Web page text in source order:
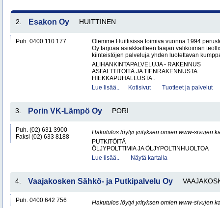
2. Esakon Oy HUITTINEN
Puh. 0400 110 177
Olemme Huittisissa toimiva vuonna 1994
Oy tarjoaa asiakkailleen laajan valikoiman
kiinteistöjen palveluja yhden luotettavan
ALIHANKINTAPALVELUJA - RAKENNUS
ASFALTTITÖITÄ JA TIENRAKENNUSTA
HIEKKAPUHALLUSTA..
Lue lisää..
Kotisivut Tuotteet ja palvelut
3. Porin VK-Lämpö Oy PORI
Puh. (02) 631 3900
Faksi (02) 633 8188
Hakutulos löytyi yrityksen omien www-sivujen
PUTKITÖITÄ
ÖLJYPOLTTIMIA JA ÖLJYPOLTINHUOLTOA
Lue lisää..
Näytä kartalla
4. Vaajakosken Sähkö- ja Putkipalvelu Oy
Puh. 0400 642 756
Hakutulos löytyi yrityksen omien www-sivujen